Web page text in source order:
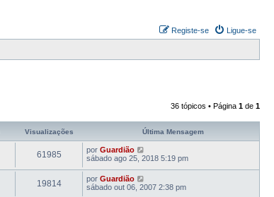
Ligue-se
Registe-se
36 tópicos • Página 1 de 1
Visualizações Última Mensagem
61985 por Guardião
sábado ago 25, 2018 5:19 pm
19814 por Guardião
sábado out 06, 2007 2:38 pm